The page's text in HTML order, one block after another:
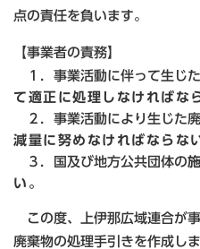
点の責任を負います。
【事業者の責務】
１．事業活動に伴って生じ
て適正に処理しなければな
２．事業活動により生じた
減量に努めなければならな
３．国及び地方公共団体の
い。
この度、上伊那広域連合が
廃棄物の処理手引きを作成し